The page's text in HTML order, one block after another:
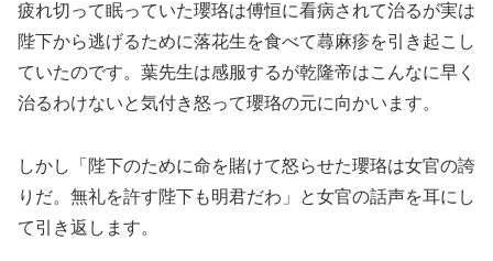
疲れ切って眠っていた瓔珞は傅恒に看病されて治るが実は
陛下から逃げるために落花生を食べて蕁麻疹を引き起こし
ていたのです。葉先生は感服するが乾隆帝はこんなに早く
治るわけないと気付き怒って瓔珞の元に向かいます。
しかし「陛下のために命を賭けて怒らせた瓔珞は女官の誇
りだ。無礼を許す陛下も明君だわ」と女官の話声を耳にし
て引き返します。